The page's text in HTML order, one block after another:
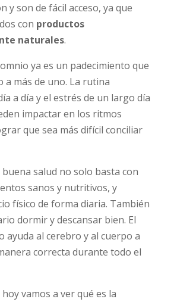
y son de fácil acceso, ya que
con productos
naturales.
ya es un padecimiento que
a más de uno. La rutina
a día y el estrés de un largo día
impactar en los ritmos
que sea más difícil conciliar
salud no solo basta con
sanos y nutritivos, y
físico de forma diaria. También
dormir y descansar bien. El
ayuda al cerebro y al cuerpo a
correcta durante todo el
vamos a ver qué es la